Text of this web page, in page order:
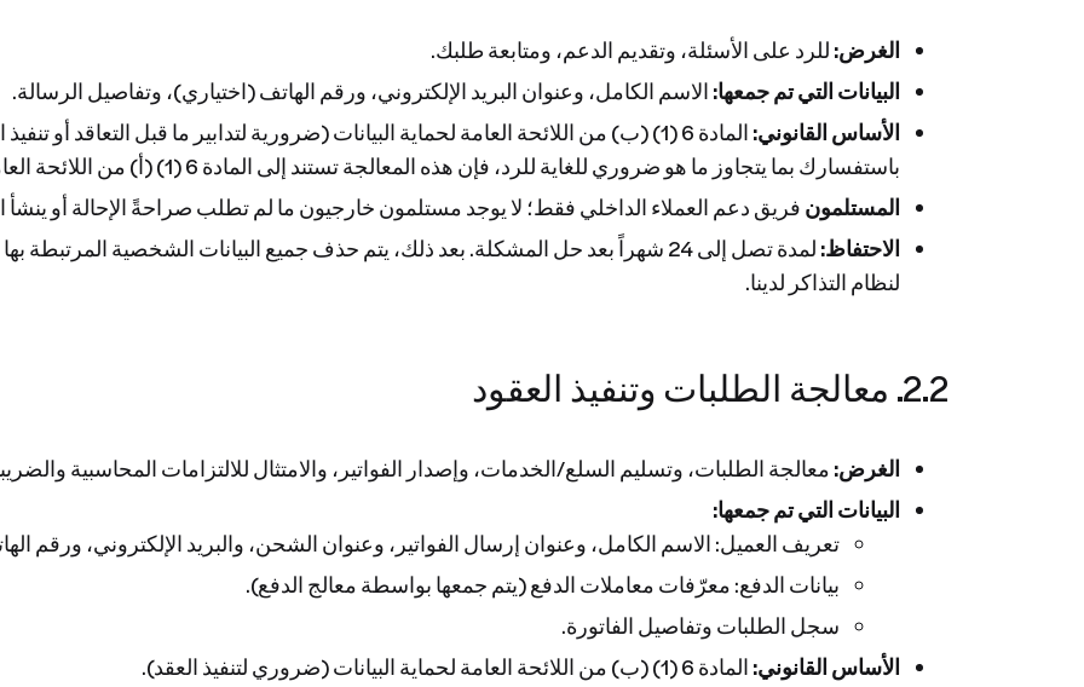
الغرض: للرد على الأسئلة، وتقديم الدعم، ومتابعة طلبك.
البيانات التي تم جمعها: الاسم الكامل، وعنوان البريد الإلكتروني، ورقم الهاتف (اختياري)، وتفاصيل الرسالة.
الأساس القانوني:
المادة 6 (1) (ب) من اللائحة العامة لحماية البيانات (ضرورية لتدابير ما قبل التعاقد
باستفسارك بما يتجاوز ما هو ضروري للغاية للرد، فإن هذه المعالجة تستند إلى المادة 6 (1) (أ) من اللائحة العامة لحماية البيانات (الموافقة).
المستلمون فريق دعم العملاء الداخلي فقط؛ لا يوجد مستلمون خارجيون ما لم تطلب صراحةً الإحالة أو ينشأ
الاحتفاظ:
لمدة تصل إلى 24 شهراً بعد حل المشكلة. بعد ذلك، يتم حذف جميع البيانات الشخصية
لنظام التذاكر لدينا.
2.2. معالجة الطلبات وتنفيذ العقود
الغرض: معالجة الطلبات، وتسليم السلع/الخدمات، وإصدار الفواتير، والامتثال للالتزامات المحاسبية
البيانات التي تم جمعها:
تعريف العميل: الاسم الكامل، وعنوان إرسال الفواتير، وعنوان الشحن، والبريد الإلكتروني، ورقم
بيانات الدفع: معرّفات معاملات الدفع (يتم جمعها بواسطة معالج الدفع).
سجل الطلبات وتفاصيل الفاتورة.
الأساس القانوني: المادة 6 (1) (ب) من اللائحة العامة لحماية البيانات (ضروري لتنفيذ العقد).